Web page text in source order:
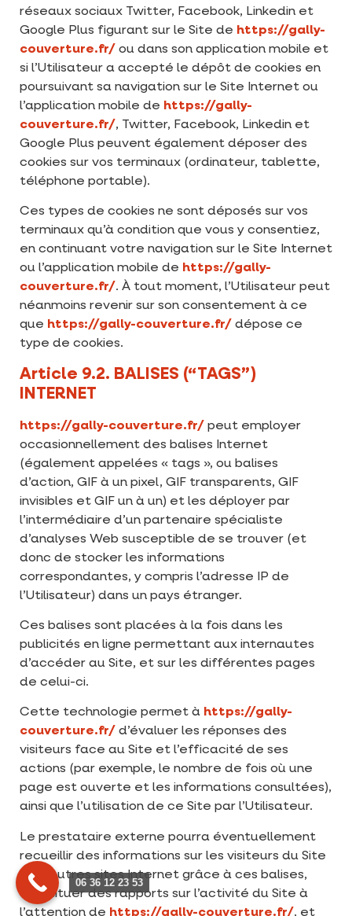
réseaux sociaux Twitter, Facebook, Linkedin et
Google Plus figurant sur le Site de https://gally-
couverture.fr/ ou dans son application mobile et
si l’Utilisateur a accepté le dépôt de cookies en
poursuivant sa navigation sur le Site Internet ou
l’application mobile de https://gally-
couverture.fr/, Twitter, Facebook, Linkedin et
Google Plus peuvent également déposer des
cookies sur vos terminaux (ordinateur, tablette,
téléphone portable).
Ces types de cookies ne sont déposés sur vos
terminaux qu’à condition que vous y consentiez,
en continuant votre navigation sur le Site Internet
ou l’application mobile de https://gally-
couverture.fr/. À tout moment, l’Utilisateur peut
néanmoins revenir sur son consentement à ce
que https://gally-couverture.fr/ dépose ce
type de cookies.
Article 9.2. BALISES (“TAGS”)
INTERNET
https://gally-couverture.fr/ peut employer
occasionnellement des balises Internet
(également appelées « tags », ou balises
d’action, GIF à un pixel, GIF transparents, GIF
invisibles et GIF un à un) et les déployer par
l’intermédiaire d’un partenaire spécialiste
d’analyses Web susceptible de se trouver (et
donc de stocker les informations
correspondantes, y compris l’adresse IP de
l’Utilisateur) dans un pays étranger.
Ces balises sont placées à la fois dans les
publicités en ligne permettant aux internautes
d’accéder au Site, et sur les différentes pages
de celui-ci.
Cette technologie permet à https://gally-
couverture.fr/ d’évaluer les réponses des
visiteurs face au Site et l’efficacité de ses
actions (par exemple, le nombre de fois où une
page est ouverte et les informations consultées),
ainsi que l’utilisation de ce Site par l’Utilisateur.
Le prestataire externe pourra éventuellement
recueillir des informations sur les visiteurs du Site
et d’autres sites Internet grâce à ces balises,
constituer des rapports sur l’activité du Site à
l’attention de https://gally-couverture.fr/, et
06 36 12 23 53